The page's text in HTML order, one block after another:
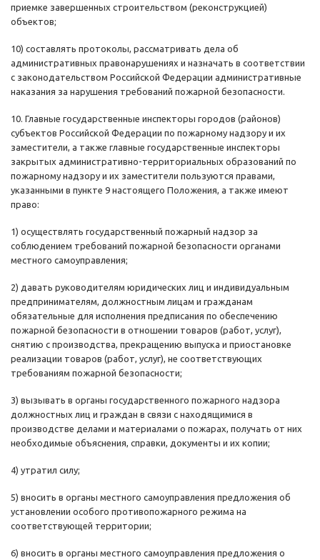
приемке завершенных строительством (реконструкцией)
объектов;
10) составлять протоколы, рассматривать дела об
административных правонарушениях и назначать в соответствии
с законодательством Российской Федерации административные
наказания за нарушения требований пожарной безопасности.
10. Главные государственные инспекторы городов (районов)
субъектов Российской Федерации по пожарному надзору и их
заместители, а также главные государственные инспекторы
закрытых административно-территориальных образований по
пожарному надзору и их заместители пользуются правами,
указанными в пункте 9 настоящего Положения, а также имеют
право:
1) осуществлять государственный пожарный надзор за
соблюдением требований пожарной безопасности органами
местного самоуправления;
2) давать руководителям юридических лиц и индивидуальным
предпринимателям, должностным лицам и гражданам
обязательные для исполнения предписания по обеспечению
пожарной безопасности в отношении товаров (работ, услуг),
снятию с производства, прекращению выпуска и приостановке
реализации товаров (работ, услуг), не соответствующих
требованиям пожарной безопасности;
3) вызывать в органы государственного пожарного надзора
должностных лиц и граждан в связи с находящимися в
производстве делами и материалами о пожарах, получать от них
необходимые объяснения, справки, документы и их копии;
4) утратил силу;
5) вносить в органы местного самоуправления предложения об
установлении особого противопожарного режима на
соответствующей территории;
6) вносить в органы местного самоуправления предложения о